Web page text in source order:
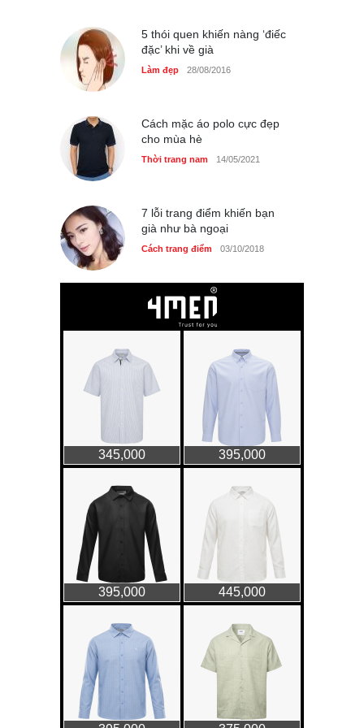
5 thói quen khiến nàng ‘điếc
đặc’ khi về già
Làm đẹp 28/08/2016
Cách mặc áo polo cực đẹp
cho mùa hè
Thời trang nam 14/05/2021
7 lỗi trang điểm khiến bạn
già như bà ngoại
Cách trang điểm 03/10/2018